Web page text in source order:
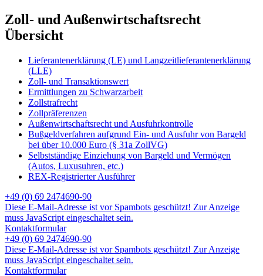
Zoll- und Außenwirtschaftsrecht
Übersicht
Lieferantenerklärung (LE) und Langzeitlieferantenerklärung
(LLE)
Zoll- und Transaktionswert
Ermittlungen zu Schwarzarbeit
Zollstrafrecht
Zollpräferenzen
Außenwirtschaftsrecht und Ausfuhrkontrolle
Bußgeldverfahren aufgrund Ein- und Ausfuhr von Bargeld
bei über 10.000 Euro (§ 31a ZollVG)
Selbstständige Einziehung von Bargeld und Vermögen
(Autos, Luxusuhren, etc.)
REX-Registrierter Ausführer
+49 (0) 69 2474690-90
Diese E-Mail-Adresse ist vor Spambots geschützt! Zur Anzeige
muss JavaScript eingeschaltet sein.
Kontaktformular
+49 (0) 69 2474690-90
Diese E-Mail-Adresse ist vor Spambots geschützt! Zur Anzeige
muss JavaScript eingeschaltet sein.
Kontaktformular